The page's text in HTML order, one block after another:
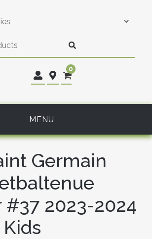
0
MENU
Germain
#37 2023-2024